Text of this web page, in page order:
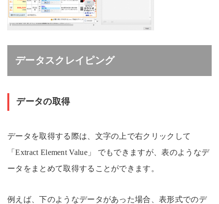
データスクレイピング
データの取得
データを取得する際は、文字の上で右クリックして
「Extract Element Value」 でもできますが、表のようなデ
ータをまとめて取得することができます。
例えば、下のようなデータがあった場合、表形式でのデ